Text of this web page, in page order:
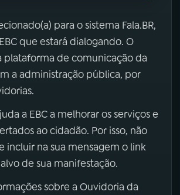
para o sistema Fala.BR,
que estará dialogando. O
plataforma de comunicação da
a administração pública, por
a EBC a melhorar os serviços e
ao cidadão. Por isso, não
incluir na sua mensagem o link
de sua manifestação.
sobre a Ouvidoria da